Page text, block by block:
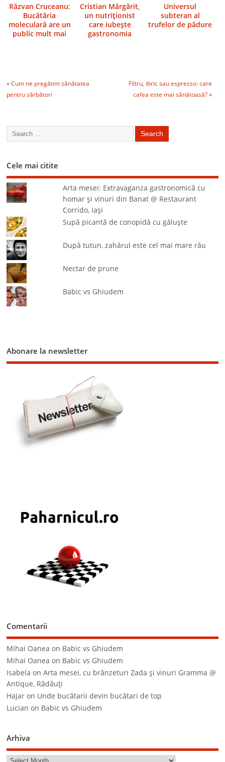
Răzvan Cruceanu:
Bucătăria
moleculară are un
public mult mai
Cristian Mărgărit,
un nutriţionist
care iubeşte
gastronomia
Universul
subteran al
trufelor de pădure
«Cum ne pregătim sănătatea
pentru sărbători
Filtru, ibric sau espresso: care
cafea este mai sănătoasă?»
Cele mai citite
Arta mesei: Extravaganza gastronomică cu
homar şi vinuri din Banat @ Restaurant
Corrido, Iaşi
Supă picantă de conopidă cu găluşte
După tutun, zahărul este cel mai mare rău
Nectar de prune
Babic vs Ghiudem
Abonare la newsletter
Comentarii
Mihai Oanea on Babic vs Ghiudem
Mihai Oanea on Babic vs Ghiudem
Isabela onArta mesei, cu brânzeturi Zada şi vinuri Gramma @
Antique, Rădăuţi
Hajar on Unde bucătarii devin bucătari de top
Lucian on Babic vs Ghiudem
Arhiva